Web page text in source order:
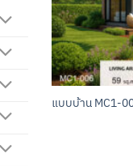
แบบบ้าน MC1-